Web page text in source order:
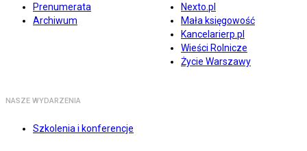
Prenumerata
Archiwum
Nexto.pl
Mała księgowość
Kancelarierp.pl
Wieści Rolnicze
Życie Warszawy
NASZE WYDARZENIA
Szkolenia i konferencje